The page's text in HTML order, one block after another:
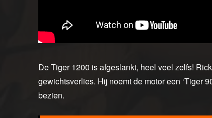
De Tiger 1200 is afgeslankt, heel veel zelfs!
gewichtsverlies. Hij noemt de motor een ‘Tiger
bezien.